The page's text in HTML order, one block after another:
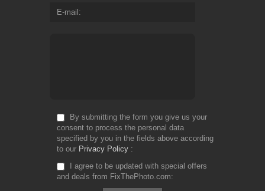
E-mail
By submitting the form you give us your
consent to process the personal data
specified by you in the fields above according
to our Privacy Policy
I agree to be updated with special offers
and deals from FixThePhoto.com